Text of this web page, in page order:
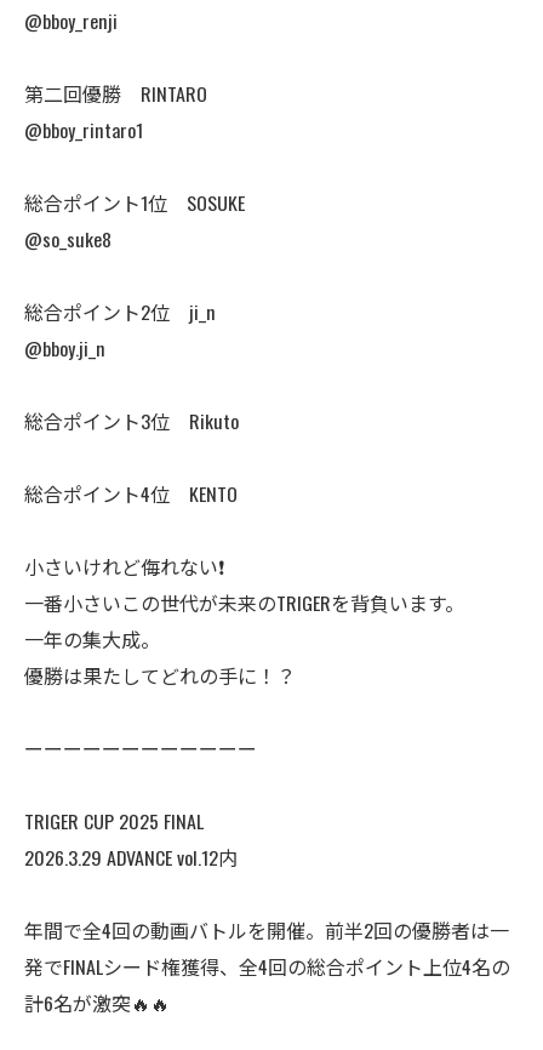
@bboy_renji
第二回優勝 RINTARO
@bboy_rintaro1
総合ポイント1位 SOSUKE
@so_suke8
総合ポイント2位 ji_n
@bboy.ji_n
総合ポイント3位 Rikuto
総合ポイント4位 KENTO
小さいけれど侮れない❗️
一番小さいこの世代が未来のTRIGERを背負います。
一年の集大成。
優勝は果たしてどれの手に！？
ーーーーーーーーーーーー
TRIGER CUP 2025 FINAL
2026.3.29 ADVANCE vol.12内
年間で全4回の動画バトルを開催。前半2回の優勝者は一
発でFINALシード権獲得、全4回の総合ポイント上位4名の
計6名が激突🔥🔥